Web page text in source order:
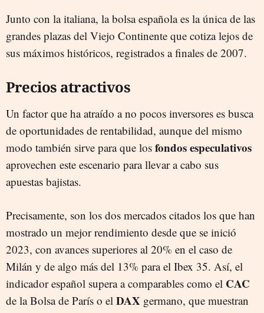
Junto con la italiana, la bolsa española es la única de las
grandes plazas del Viejo Continente que cotiza lejos de
sus máximos históricos, registrados a finales de 2007.
Precios atractivos
Un factor que ha atraído a no pocos inversores es busca
de oportunidades de rentabilidad, aunque del mismo
modo también sirve para que los fondos especulativos
aprovechen este escenario para llevar a cabo sus
apuestas bajistas.
Precisamente, son los dos mercados citados los que han
mostrado un mejor rendimiento desde que se inició
2023, con avances superiores al 20% en el caso de
Milán y de algo más del 13% para el Ibex 35. Así, el
indicador español supera a comparables como el CAC
de la Bolsa de París o el DAX germano, que muestran